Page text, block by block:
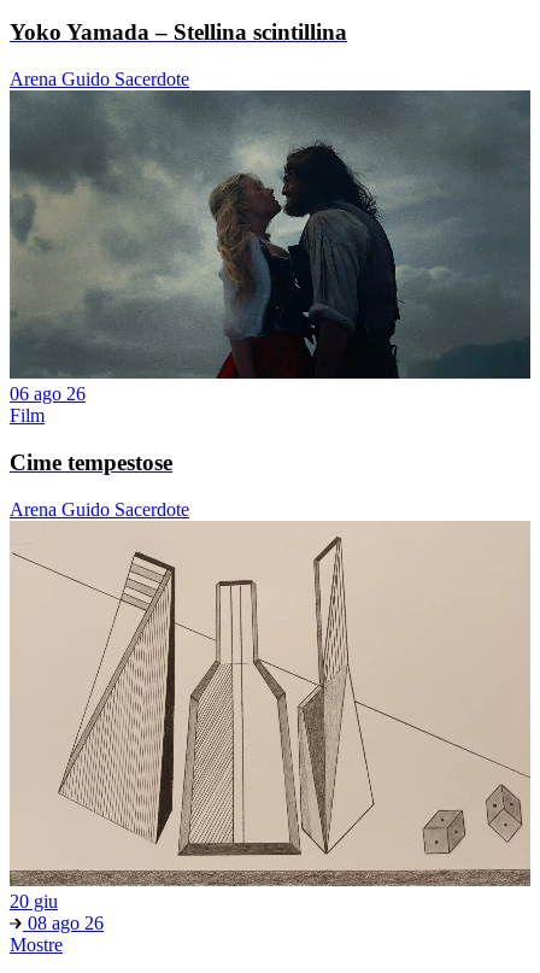
Yoko Yamada – Stellina scintillina
Arena Guido Sacerdote
06 ago 26
Film
Cime tempestose
Arena Guido Sacerdote
20 giu
08 ago 26
Mostre